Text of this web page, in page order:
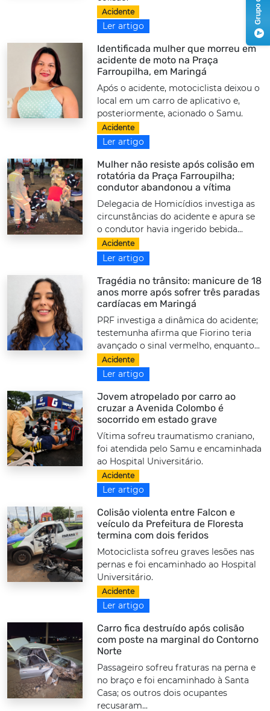
Acidente
Ler artigo
Identificada mulher que morreu em
acidente de moto na Praça
Farroupilha, em Maringá
Após o acidente, motociclista deixou o
local em um carro de aplicativo e,
posteriormente, acionado o Samu.
Acidente
Ler artigo
Mulher não resiste após colisão em
rotatória da Praça Farroupilha;
condutor abandonou a vítima
Delegacia de Homicídios investiga as
circunstâncias do acidente e apura se
o condutor havia ingerido bebida...
Acidente
Ler artigo
Tragédia no trânsito: manicure de 18
anos morre após sofrer três paradas
cardíacas em Maringá
PRF investiga a dinâmica do acidente;
testemunha afirma que Fiorino teria
avançado o sinal vermelho, enquanto...
Acidente
Ler artigo
Jovem atropelado por carro ao
cruzar a Avenida Colombo é
socorrido em estado grave
Vítima sofreu traumatismo craniano,
foi atendida pelo Samu e encaminhada
ao Hospital Universitário.
Acidente
Ler artigo
Colisão violenta entre Falcon e
veículo da Prefeitura de Floresta
termina com dois feridos
Motociclista sofreu graves lesões nas
pernas e foi encaminhado ao Hospital
Universitário.
Acidente
Ler artigo
Carro fica destruído após colisão
com poste na marginal do Contorno
Norte
Passageiro sofreu fraturas na perna e
no braço e foi encaminhado à Santa
Casa; os outros dois ocupantes
recusaram...